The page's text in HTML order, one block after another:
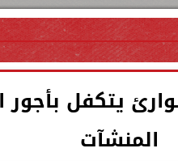
يتكفل بأجور
المنشآت